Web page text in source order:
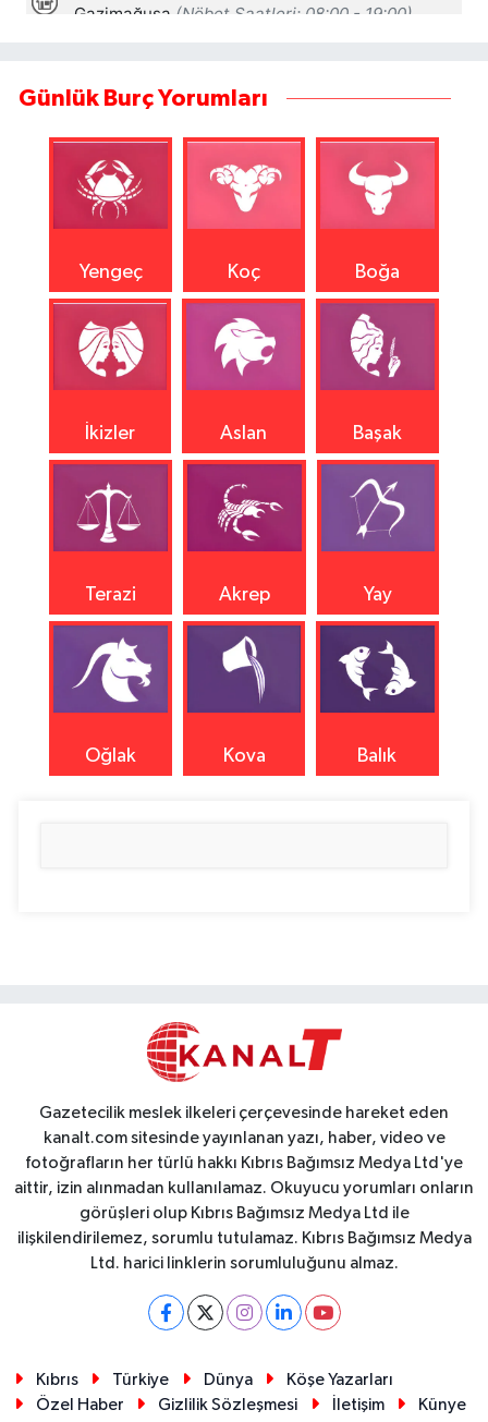
Günlük Burç Yorumları
Yengeç Koç Boğa
İkizler Aslan Başak
Terazi Akrep Yay
Oğlak Kova Balık
Gazetecilik meslek ilkeleri çerçevesinde hareket eden
kanalt.com sitesinde yayınlanan yazı, haber, video ve
fotoğrafların her türlü hakkı Kıbrıs Bağımsız Medya Ltd'ye
aittir, izin alınmadan kullanılamaz. Okuyucu yorumları onların
görüşleri olup Kıbrıs Bağımsız Medya Ltd ile
ilişkilendirilemez, sorumlu tutulamaz. Kıbrıs Bağımsız Medya
Ltd. harici linklerin sorumluluğunu almaz.
Kıbrıs Türkiye Dünya
Köşe Yazarları
Özel Haber
Gizlilik Sözleşmesi İletişim Künye